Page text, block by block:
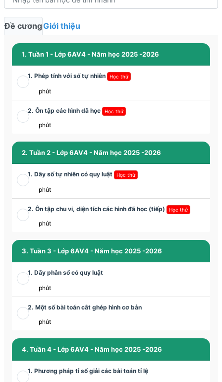
Đề cươngGiới thiệu
1. Tuần 1 - Lớp 6AV4 - Năm học 2025 -2026
1. Phép tính với số tự nhiên Học thử
phút
2. Ôn tập các hình đã học Học thử
phút
2. Tuần 2 - Lớp 6AV4 - Năm học 2025 -2026
1. Dãy số tự nhiên có quy luật Học thử
phút
2. Ôn tập chu vi, diện tích các hình đã học (tiếp) Học thử
phút
3. Tuần 3 - Lớp 6AV4 - Năm học 2025 -2026
1. Dãy phân số có quy luật
phút
2. Một số bài toán cắt ghép hình cơ bản
phút
4. Tuần 4 - Lớp 6AV4 - Năm học 2025 -2026
1. Phương pháp tỉ số giải các bài toán tỉ lệ